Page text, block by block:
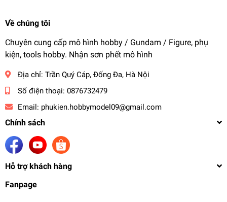
Về chúng tôi
Chuyên cung cấp mô hình hobby / Gundam / Figure, phụ
kiện, tools hobby. Nhận sơn phết mô hình
Địa chỉ: Trần Quý Cáp, Đống Đa, Hà Nội
Số điện thoại: 0876732479
Email: phukien.hobbymodel09@gmail.com
Chính sách
Hỗ trợ khách hàng
Fanpage